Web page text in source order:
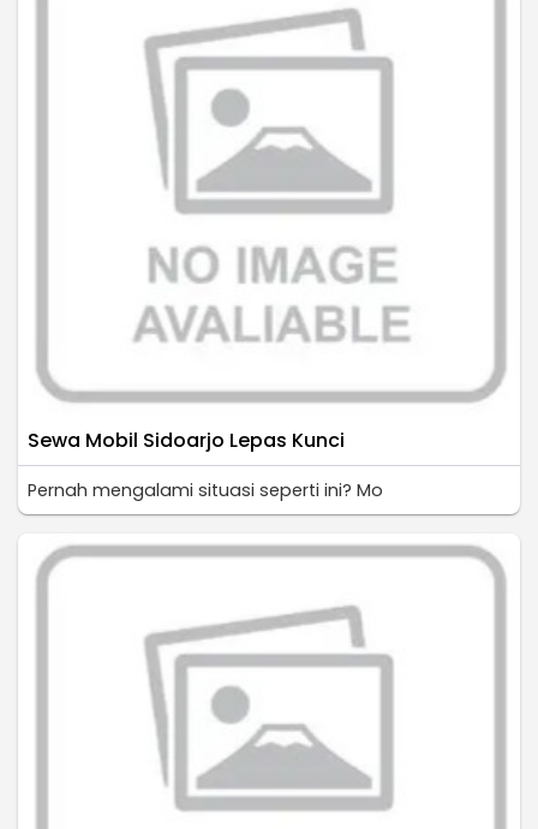
Sewa Mobil Sidoarjo Lepas Kunci
Pernah mengalami situasi seperti ini? Mo